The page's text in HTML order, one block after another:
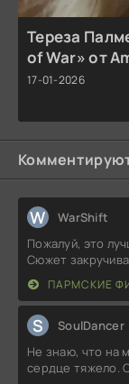
Тереза
of War» от
17-01-2026
W WarShift
Пожалуй, это
Сюжет
ПАРМСКИЕ
S SoulDancer
Не знаю, что на
сердце тяжело.